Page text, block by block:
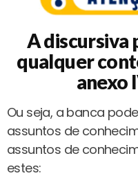
A discursiva
qualquer
anexo
Ou seja, a banca
assuntos de
assuntos de
estes: